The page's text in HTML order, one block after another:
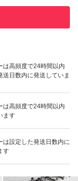
るとジップ袋が
損）であれば輸送
損は輸送業者の
そうなルールは
者です。「大人数
。」と脅しなのか
があります
しているものではあり
は高頻度で24時間以内
送日数内に発送していま
は高頻度で24時間以内
ます
は設定した発送日数内に
す